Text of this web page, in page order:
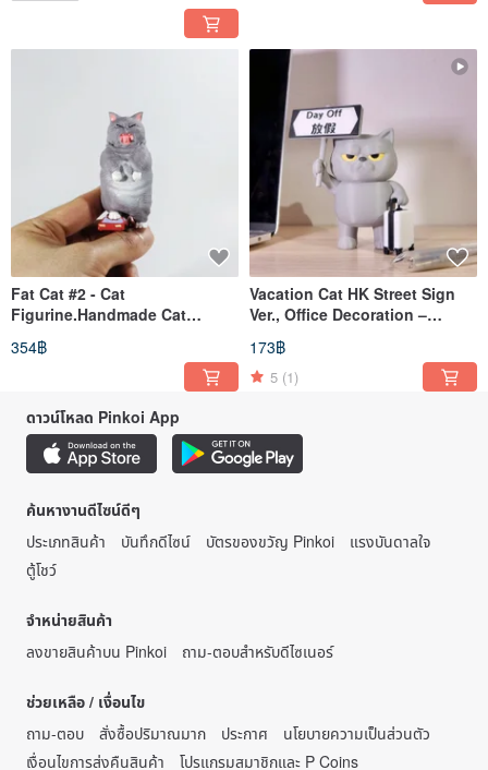
Fat Cat #2 - Cat
Figurine.Handmade Cat
Ornament.Cat
Gifts.Chubby.Chonker
354฿
Vacation Cat HK Street Sign
Ver., Office Decoration –
Figurine / Collectible
173฿
5 (1)
ดาวน์โหลด Pinkoi App
ค้นหางานดีไซน์ดีๆ
ประเภทสินค้า
บันทึกดีไซน์ บัตรของขวัญ Pinkoi
แรงบันดาลใจ
ตู้โชว์
จำหน่ายสินค้า
ลงขายสินค้าบน Pinkoi
ถาม-ตอบสำหรับดีไซเนอร์
ช่วยเหลือ / เงื่อนไข
ถาม-ตอบ
สั่งซื้อปริมาณมาก ประกาศ
นโยบายความเป็นส่วนตัว
เงื่อนไขการส่งคืนสินค้า
โปรแกรมสมาชิกและ P Coins